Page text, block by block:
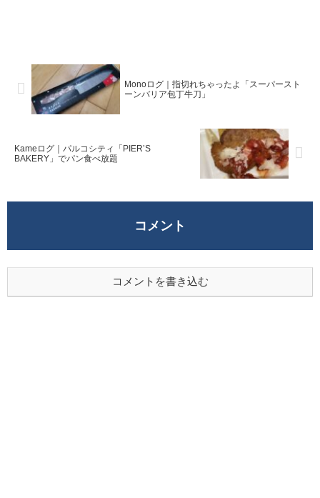
Monoログ｜指切れちゃったよ「スーパースト
ーンバリア包丁牛刀」
Kameログ｜パルコシティ「PIER’S
BAKERY」でパン食べ放題
コメント
コメントを書き込む